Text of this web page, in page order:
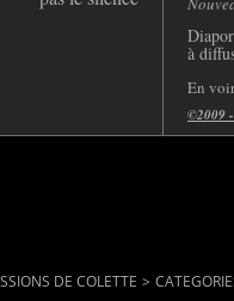
à
En
©2009 -
DE COLETTE >